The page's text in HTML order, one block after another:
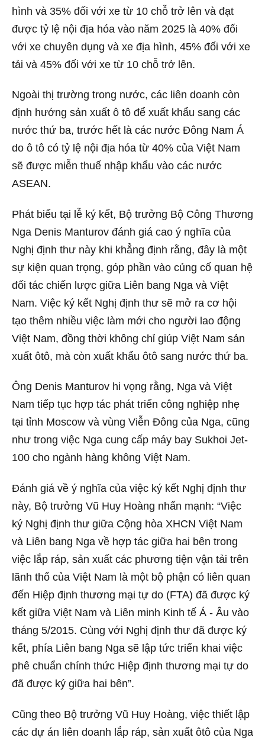
hình và 35% đối với xe từ 10 chỗ trở lên và đạt
được tỷ lệ nội địa hóa vào năm 2025 là 40% đối
với xe chuyên dụng và xe địa hình, 45% đối với xe
tải và 45% đối với xe từ 10 chỗ trở lên.
Ngoài thị trường trong nước, các liên doanh còn
định hướng sản xuất ô tô để xuất khẩu sang các
nước thứ ba, trước hết là các nước Đông Nam Á
do ô tô có tỷ lệ nội địa hóa từ 40% của Việt Nam
sẽ được miễn thuế nhập khẩu vào các nước
ASEAN.
Phát biểu tại lễ ký kết, Bộ trưởng Bộ Công Thương
Nga Denis Manturov đánh giá cao ý nghĩa của
Nghị định thư này khi khẳng định rằng, đây là một
sự kiện quan trọng, góp phần vào củng cố quan hệ
đối tác chiến lược giữa Liên bang Nga và Việt
Nam. Việc ký kết Nghị định thư sẽ mở ra cơ hội
tạo thêm nhiều việc làm mới cho người lao động
Việt Nam, đồng thời không chỉ giúp Việt Nam sản
xuất ôtô, mà còn xuất khẩu ôtô sang nước thứ ba.
Ông Denis Manturov hi vọng rằng, Nga và Việt
Nam tiếp tục hợp tác phát triển công nghiệp nhẹ
tại tỉnh Moscow và vùng Viễn Đông của Nga, cũng
như trong việc Nga cung cấp máy bay Sukhoi Jet-
100 cho ngành hàng không Việt Nam.
Đánh giá về ý nghĩa của việc ký kết Nghị định thư
này, Bộ trưởng Vũ Huy Hoàng nhấn mạnh: “Việc
ký Nghị định thư giữa Cộng hòa XHCN Việt Nam
và Liên bang Nga về hợp tác giữa hai bên trong
việc lắp ráp, sản xuất các phương tiện vận tải trên
lãnh thổ của Việt Nam là một bộ phận có liên quan
đến Hiệp định thương mại tự do (FTA) đã được ký
kết giữa Việt Nam và Liên minh Kinh tế Á - Âu vào
tháng 5/2015. Cùng với Nghị định thư đã được ký
kết, phía Liên bang Nga sẽ lập tức triển khai việc
phê chuẩn chính thức Hiệp định thương mại tự do
đã được ký giữa hai bên”.
Cũng theo Bộ trưởng Vũ Huy Hoàng, việc thiết lập
các dự án liên doanh lắp ráp, sản xuất ôtô của Nga